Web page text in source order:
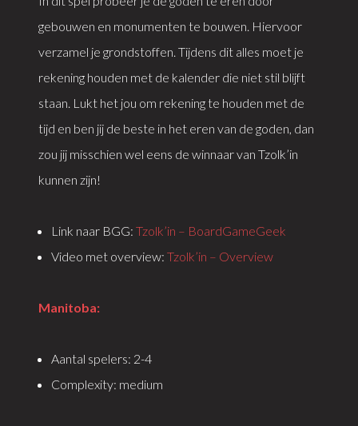
gebouwen en monumenten te bouwen. Hiervoor
verzamel je grondstoffen. Tijdens dit alles moet je
rekening houden met de kalender die niet stil blijft
staan. Lukt het jou om rekening te houden met de
tijd en ben jij de beste in het eren van de goden, dan
zou jij misschien wel eens de winnaar van Tzolk’in
kunnen zijn!
Link naar BGG: Tzolk’in – BoardGameGeek
Video met overview: Tzolk’in – Overview
Manitoba:
Aantal spelers: 2-4
Complexity: medium